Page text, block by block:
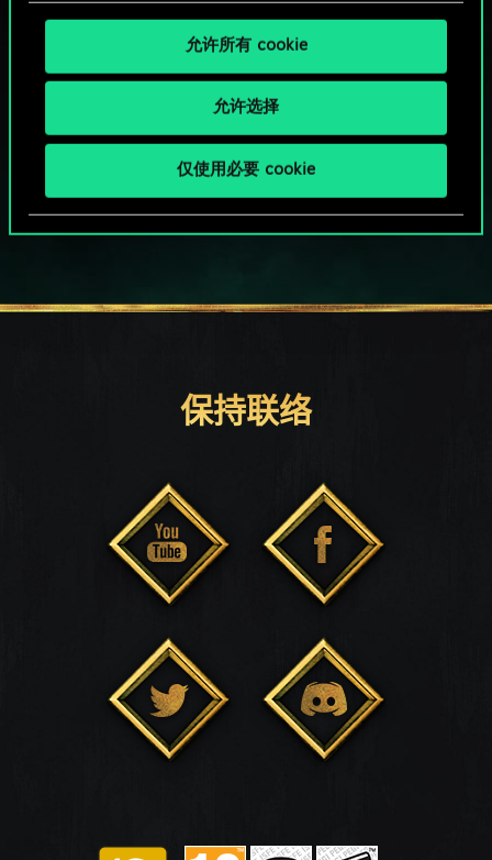
允许所有 cookie
允许选择
仅使用必要 cookie
HOW ABOUT A ROUND OF GWENT?
PC端免费下载游玩
保持联络